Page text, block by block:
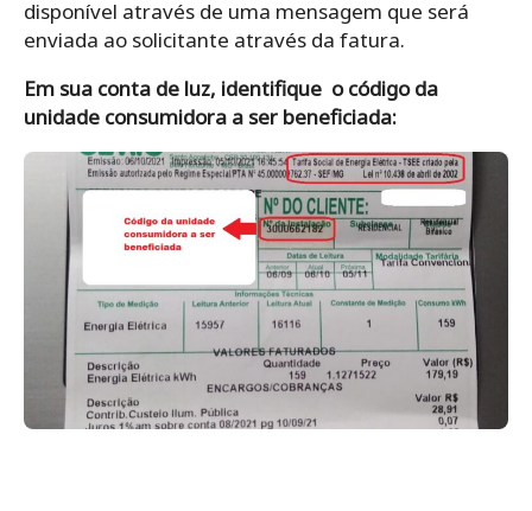
disponível através de uma mensagem que será
enviada ao solicitante através da fatura.
Em sua conta de luz, identifique o código da
unidade consumidora a ser beneficiada: